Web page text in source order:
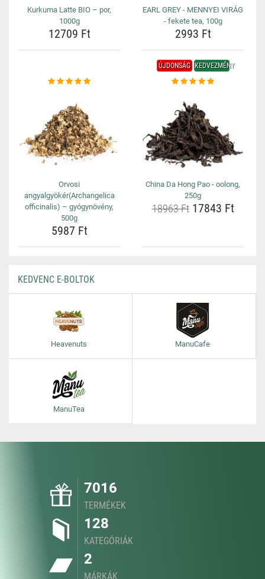
Kurkuma Latte BIO – por,
1000g
12709 Ft
EARL GREY - MENNYEI VIRÁG
- fekete tea, 100g
2993 Ft
Orvosi
angyalgyökér(Archangelica
officinalis) – gyógynövény,
500g
5987 Ft
ÚJDONSÁG KEDVEZMÉNY
China Da Hong Pao - oolong,
250g
18963 Ft17843 Ft
KEDVENC E-BOLTOK
Heavenuts ManuCafe
ManuTea
7016
TERMÉKEK
128
KATEGÓRIÁK
2
MÁRKÁK